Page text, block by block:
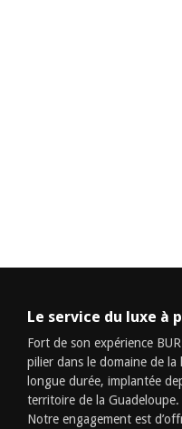
Le service du luxe à
Fort de son expérience
pilier dans le domaine de
longue durée, implantée
territoire de la Guadeloupe.
Notre engagement est